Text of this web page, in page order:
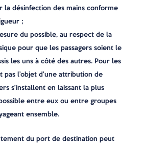
la désinfection des mains conforme
;
du possible, au respect de la
pour que les passagers soient le
les uns à côté des autres. Pour les
l’objet d’une attribution de
s’installent en laissant la plus
entre eux ou entre groupes
ensemble.
du port de destination peut